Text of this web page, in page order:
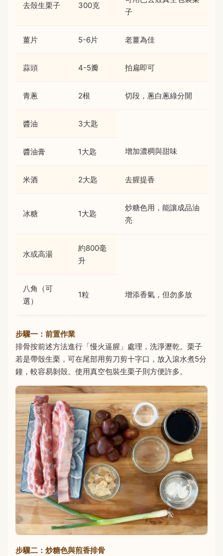
去殼生栗子 300克
子
薑片 5-6片 老薑為佳
蒜頭 4-5瓣 拍扁即可
青蔥 2根 切段，蔥白蔥綠分開
醬油 3大匙
醬油膏 1大匙 增加濃稠與甜味
米酒 2大匙 去腥提香
冰糖 1大匙
炒糖色用，能讓成品油
亮
水或高湯
約800毫
升
八角（可
選）
1粒 增添香氣，但勿多放
步驟一：前置作業
排骨按前述方法進行「慢火逼腥」處理，洗淨瀝乾。栗子
若是帶殼生栗，可在尾部用剪刀剪十字口，放入滾水煮5分
鐘，較容易剝殼。使用真空包裝生栗子則方便許多。
步驟二：炒糖色與煎香排骨